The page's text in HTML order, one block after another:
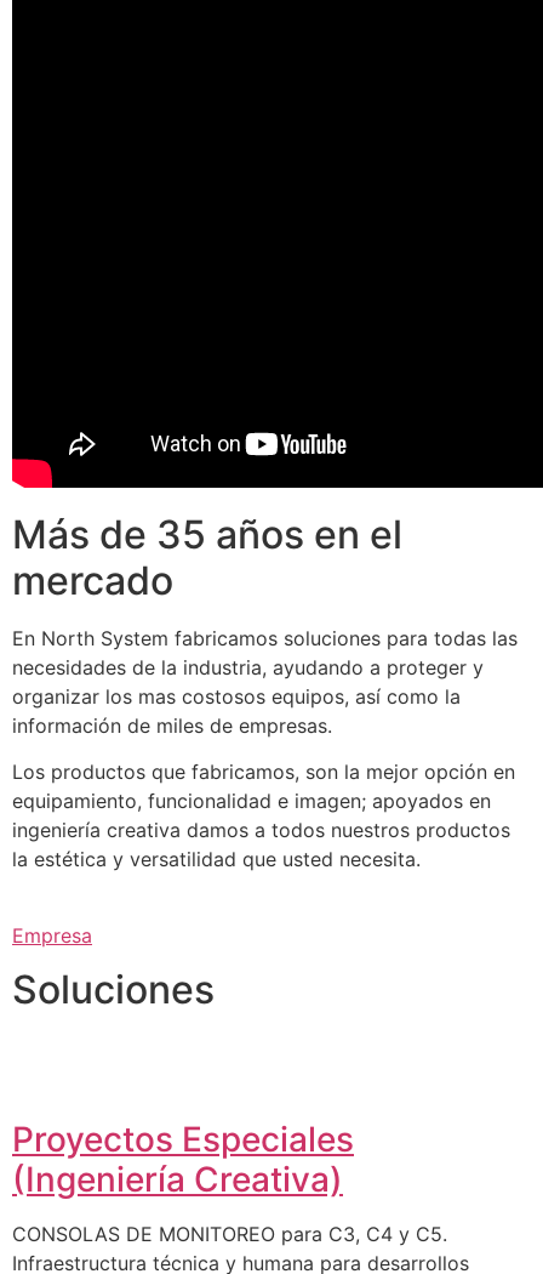
Más de 35 años en el
mercado
En North System fabricamos soluciones para todas las
necesidades de la industria, ayudando a proteger y
organizar los mas costosos equipos, así como la
información de miles de empresas.
Los productos que fabricamos, son la mejor opción en
equipamiento, funcionalidad e imagen; apoyados en
ingeniería creativa damos a todos nuestros productos
la estética y versatilidad que usted necesita.
Empresa
Soluciones
Proyectos Especiales
(Ingeniería Creativa)
CONSOLAS DE MONITOREO para C3, C4 y C5.
Infraestructura técnica y humana para desarrollos